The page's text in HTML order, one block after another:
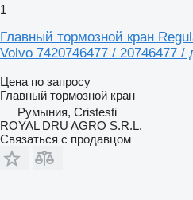
1
Главный тормозной кран
Volvo 7420746477 / 20746477 /
Цена по запросу
Главный тормозной кран
Румыния, Cristesti
ROYAL DRU AGRO S.R.L.
Связаться с продавцом